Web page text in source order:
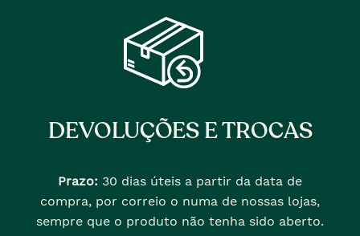
DEVOLUÇÕES E TROCAS
Prazo: 30 dias úteis a partir da data de
compra, por correio o numa de nossas lojas,
sempre que o produto não tenha sido aberto.